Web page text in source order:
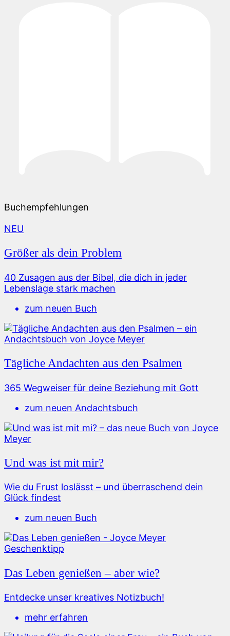
Buchempfehlungen
NEU
Größer als dein Problem
40 Zusagen aus der Bibel, die dich in jeder
Lebenslage stark machen
zum neuen Buch
Tägliche Andachten aus den Psalmen
365 Wegweiser für deine Beziehung mit Gott
zum neuen Andachtsbuch
Und was ist mit mir?
Wie du Frust loslässt – und überraschend dein
Glück findest
zum neuen Buch
Geschenktipp
Das Leben genießen – aber wie?
Entdecke unser kreatives Notizbuch!
mehr erfahren